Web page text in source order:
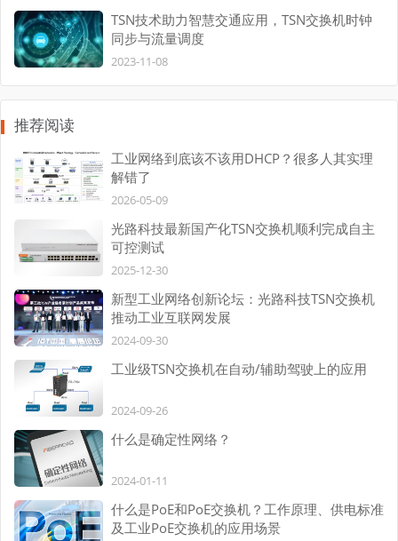
TSN技术助力智慧交通应用，TSN交换机时钟
同步与流量调度
2023-11-08
推荐阅读
工业网络到底该不该用DHCP？很多人其实理
解错了
2026-05-09
光路科技最新国产化TSN交换机顺利完成自主
可控测试
2025-12-30
新型工业网络创新论坛：光路科技TSN交换机
推动工业互联网发展
2024-09-30
工业级TSN交换机在自动/辅助驾驶上的应用
2024-09-26
什么是确定性网络？
2024-01-11
什么是PoE和PoE交换机？工作原理、供电标准
及工业PoE交换机的应用场景